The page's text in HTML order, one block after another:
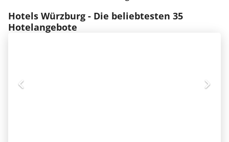
Hotels Würzburg - Die beliebtesten 35
Hotelangebote